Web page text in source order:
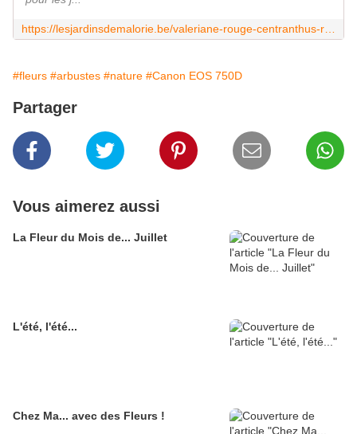
#fleurs #arbustes #nature #Canon EOS 750D
Partager
Vous aimerez aussi
La Fleur du Mois de... Juillet
L'été, l'été...
Chez Ma... avec des Fleurs !